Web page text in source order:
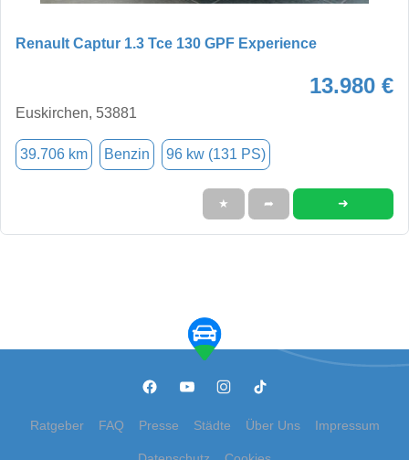
Renault Captur 1.3 Tce 130 GPF Experience
13.980 €
Euskirchen, 53881
39.706 km Benzin 96 kw (131 PS)
★ ➦ ➜
Ratgeber FAQ Presse Städte Über Uns Impressum